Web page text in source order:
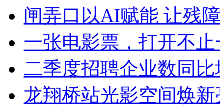
闸弄口以AI赋能 让残
一张电影票，打开不
二季度招聘企业数同比
龙翔桥站光影空间焕